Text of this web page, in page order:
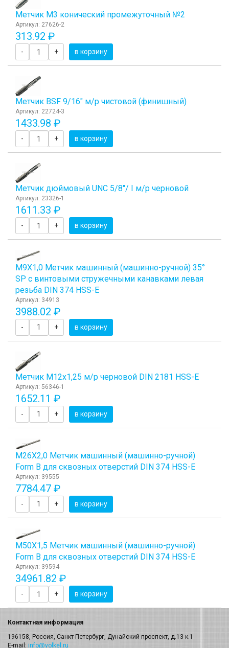
Метчик M3 конический промежуточный №2
Артикул: 27626-2
313.92 ₽
- + в корзину
Метчик BSF 9/16" м/р чистовой (финишный)
Артикул: 22724-3
1433.98 ₽
- + в корзину
Метчик дюймовый UNC 5/8"/ I м/р черновой
Артикул: 23326-1
1611.33 ₽
- + в корзину
М9Х1,0 Метчик машинный (машинно-ручной) 35°
SP с винтовыми стружечными канавками левая
резьба DIN 374 HSS-E
Артикул: 34913
3988.02 ₽
- + в корзину
Метчик М12x1,25 м/р черновой DIN 2181 HSS-E
Артикул: 56346-1
1652.11 ₽
- + в корзину
М26Х2,0 Метчик машинный (машинно-ручной)
Form B для сквозных отверстий DIN 374 HSS-E
Артикул: 39555
7784.47 ₽
- + в корзину
М50Х1,5 Метчик машинный (машинно-ручной)
Form B для сквозных отверстий DIN 374 HSS-E
Артикул: 39594
34961.82 ₽
- + в корзину
Контактная информация
196158, Россия, Санкт-Петербург, Дунайский проспект, д.13 к.1
E-mail: info@volkel.ru